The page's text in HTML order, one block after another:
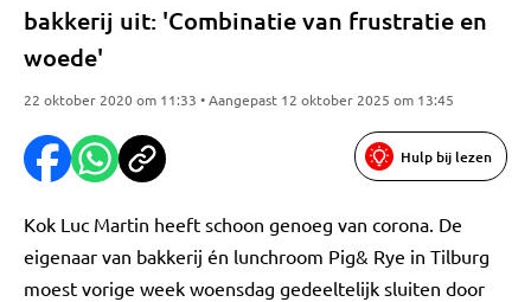
bakkerij uit: 'Combinatie van frustratie en
woede'
22 oktober 2020 om 11:33 • Aangepast 12 oktober 2025 om 13:45
Hulp bij lezen
Kok Luc Martin heeft schoon genoeg van corona. De
eigenaar van bakkerij én lunchroom Pig& Rye in Tilburg
moest vorige week woensdag gedeeltelijk sluiten door